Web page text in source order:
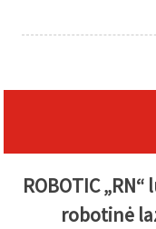
ROBOTIC
robotinė